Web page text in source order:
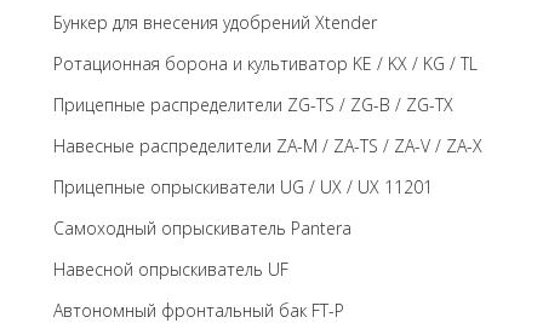
Бункер для внесения удобрений Xtender
Ротационная борона и культиватор KE / KX / KG / TL
Прицепные распределители ZG-TS / ZG-B / ZG-TX
Навесные распределители ZA-M / ZA-TS / ZA-V / ZA-X
Прицепные опрыскиватели UG / UX / UX 11201
Самоходный опрыскиватель Pantera
Навесной опрыскиватель UF
Автономный фронтальный бак FT-P